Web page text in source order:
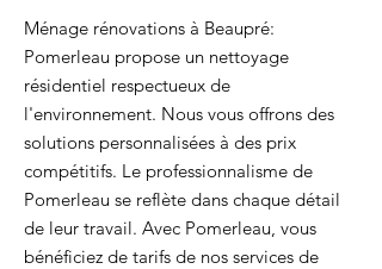
Ménage rénovations à Beaupré:
Pomerleau propose un nettoyage
résidentiel respectueux de
l'environnement. Nous vous offrons des
solutions personnalisées à des prix
compétitifs. Le professionnalisme de
Pomerleau se reflète dans chaque détail
de leur travail. Avec Pomerleau, vous
bénéficiez de tarifs de nos services de